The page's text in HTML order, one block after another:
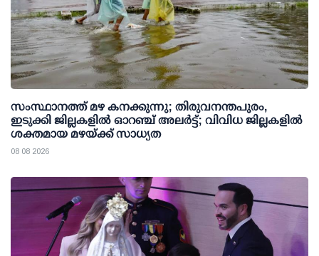
സംസ്ഥാനത്ത് മഴ കനക്കുന്നു; തിരുവനന്തപുരം,
ഇടുക്കി ജില്ലകളിൽ ഓറഞ്ച് അലർട്ട്; വിവിധ ജില്ലകളിൽ
ശക്തമായ മഴയ്ക്ക് സാധ്യത
08 08 2026